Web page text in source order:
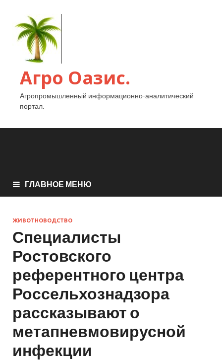
Агро Оазис.
Агропромышленный информационно-аналитический
портал.
ГЛАВНОЕ МЕНЮ
ЖИВОТНОВОДСТВО
Специалисты
Ростовского
референтного центра
Россельхознадзора
рассказывают о
метапневмовирусной
инфекции